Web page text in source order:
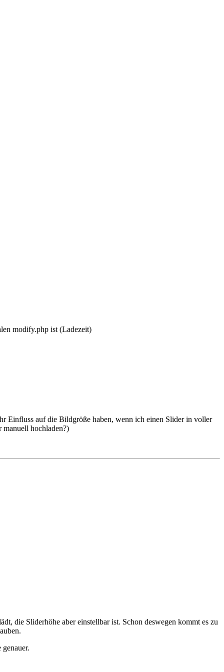
modify.php ist (Ladezeit)
Einfluss auf die Bildgröße haben, wenn ich einen Slider in voller
manuell hochladen?)
die Sliderhöhe aber einstellbar ist. Schon deswegen kommt es zu